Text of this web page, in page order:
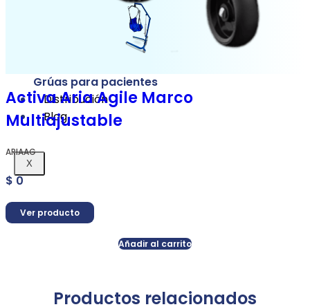
Grúas para pacientes
Distribución
Blog
X
Activa Aria Agile Marco
Multiajustable
ARIAAG
$0
Ver producto
Añadir al carrito
Productos relacionados